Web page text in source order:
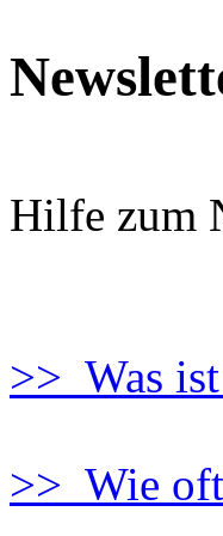
Hilfe zum
>> Was
>> Wie